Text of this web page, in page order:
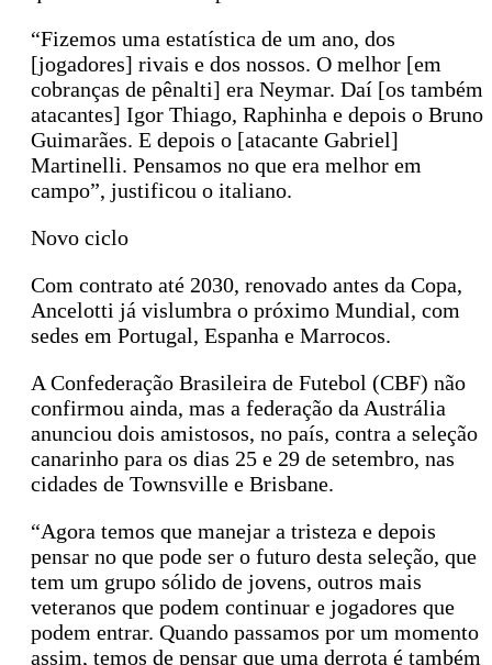
“Fizemos uma estatística de um ano, dos
[jogadores] rivais e dos nossos. O melhor [em
cobranças de pênalti] era Neymar. Daí [os também
atacantes] Igor Thiago, Raphinha e depois o Bruno
Guimarães. E depois o [atacante Gabriel]
Martinelli. Pensamos no que era melhor em
campo”, justificou o italiano.
Novo ciclo
Com contrato até 2030, renovado antes da Copa,
Ancelotti já vislumbra o próximo Mundial, com
sedes em Portugal, Espanha e Marrocos.
A Confederação Brasileira de Futebol (CBF) não
confirmou ainda, mas a federação da Austrália
anunciou dois amistosos, no país, contra a seleção
canarinho para os dias 25 e 29 de setembro, nas
cidades de Townsville e Brisbane.
“Agora temos que manejar a tristeza e depois
pensar no que pode ser o futuro desta seleção, que
tem um grupo sólido de jovens, outros mais
veteranos que podem continuar e jogadores que
podem entrar. Quando passamos por um momento
assim, temos de pensar que uma derrota é também